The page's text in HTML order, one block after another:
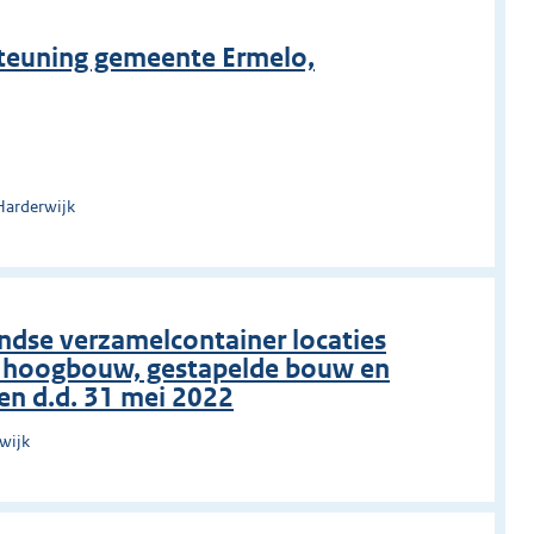
gemeente Ermelo,
verzamelcontainer locaties
gestapelde bouw en
d.d. 31 mei 2022